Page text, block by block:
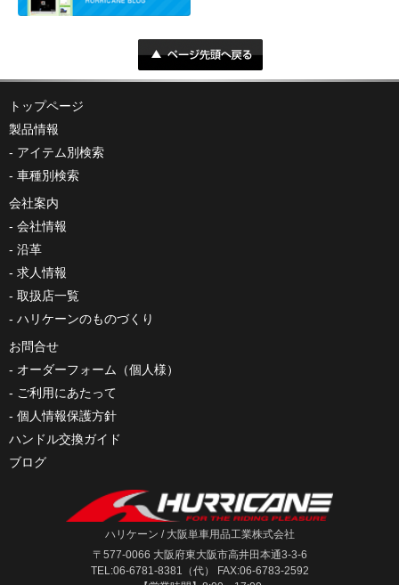
トップページ
製品情報
アイテム別検索
車種別検索
会社案内
会社情報
沿革
求人情報
取扱店一覧
ハリケーンのものづくり
お問合せ
オーダーフォーム（個人様）
ご利用にあたって
個人情報保護方針
ハンドル交換ガイド
ブログ
ハリケーン / 大阪単車用品工業株式会社
〒577-0066 大阪府東大阪市高井田本通3-3-6
TEL:06-6781-8381（代） FAX:06-6783-2592